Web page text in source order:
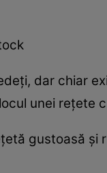
dar chiar
unei reţete
gustoasă